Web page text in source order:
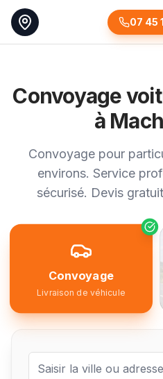
07 45
Convoyage
à
Convoyage pour
environs. Service
sécurisé. Devis
Convoyage
Livraison de véhicule